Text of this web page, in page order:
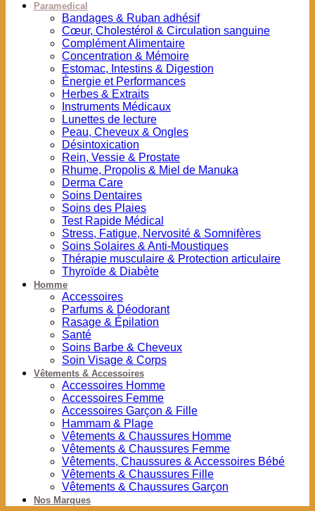
Paramedical
Bandages & Ruban adhésif
Cœur, Cholestérol & Circulation sanguine
Complément Alimentaire
Concentration & Mémoire
Estomac, Intestins & Digestion
Énergie et Performances
Herbes & Extraits
Instruments Médicaux
Lunettes de lecture
Peau, Cheveux & Ongles
Désintoxication
Rein, Vessie & Prostate
Rhume, Propolis & Miel de Manuka
Derma Care
Soins Dentaires
Soins des Plaies
Test Rapide Médical
Stress, Fatigue, Nervosité & Somnifères
Soins Solaires & Anti-Moustiques
Thérapie musculaire & Protection articulaire
Thyroïde & Diabète
Homme
Accessoires
Parfums & Déodorant
Rasage & Épilation
Santé
Soins Barbe & Cheveux
Soin Visage & Corps
Vêtements & Accessoires
Accessoires Homme
Accessoires Femme
Accessoires Garçon & Fille
Hammam & Plage
Vêtements & Chaussures Homme
Vêtements & Chaussures Femme
Vêtements, Chaussures & Accessoires Bébé
Vêtements & Chaussures Fille
Vêtements & Chaussures Garçon
Nos Marques